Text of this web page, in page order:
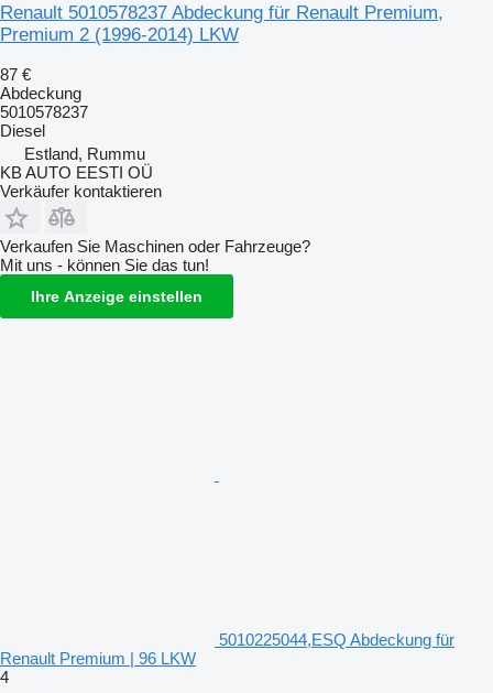
Renault 5010578237 Abdeckung für Renault Premium,
Premium 2 (1996-2014) LKW
87 €
Abdeckung
5010578237
Diesel
Estland, Rummu
KB AUTO EESTI OÜ
Verkäufer kontaktieren
Verkaufen Sie Maschinen oder Fahrzeuge?
Mit uns - können Sie das tun!
Ihre Anzeige einstellen
5010225044,ESQ Abdeckung für
Renault Premium | 96 LKW
4